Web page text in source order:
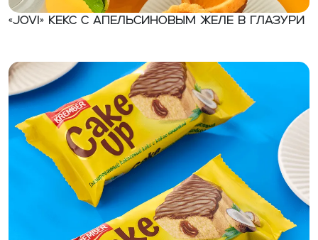
«JOVI» Кекс с апельсиновым желе в глазури